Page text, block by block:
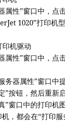
属性”窗口中，点
1020”打印机
属性”窗口中，点
务器属性”窗口中
”按钮，然后重新
”窗口中的打印机
，都会在“打印